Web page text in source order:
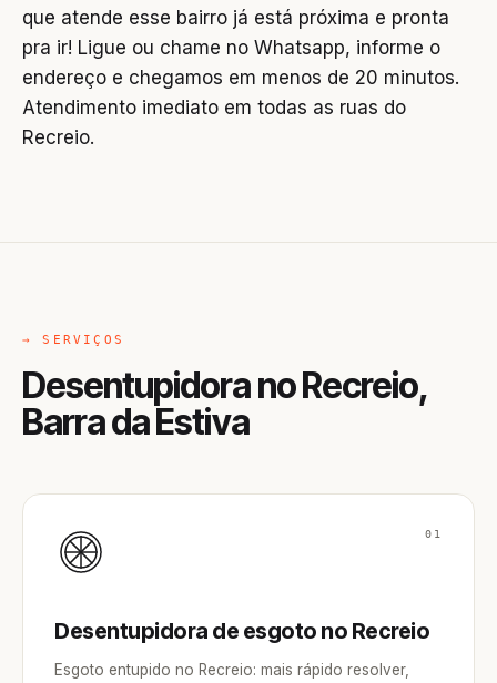
que atende esse bairro já está próxima e pronta
pra ir! Ligue ou chame no Whatsapp, informe o
endereço e chegamos em menos de 20 minutos.
Atendimento imediato em todas as ruas do
Recreio.
→ SERVIÇOS
Desentupidora no Recreio,
Barra da Estiva
01
Desentupidora de esgoto no Recreio
Esgoto entupido no Recreio: mais rápido resolver,